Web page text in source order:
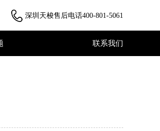
深圳天梭售后电话400-801-5061
联系我们